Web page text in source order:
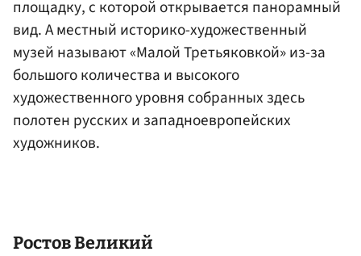
площадку, с которой открывается панорамный
вид. А местный историко-художественный
музей называют «Малой Третьяковкой» из-за
большого количества и высокого
художественного уровня собранных здесь
полотен русских и западноевропейских
художников.
Ростов Великий